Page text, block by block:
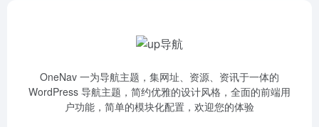
OneNav 一为导航主题，集网址、资源、资讯于一体的
WordPress 导航主题，简约优雅的设计风格，全面的前端用
户功能，简单的模块化配置，欢迎您的体验